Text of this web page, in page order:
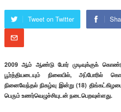
Tweet on Twitter
2009 ஆம் ஆண்டு போர் முடிவுக்குக்
பூர்த்தியடையும் நிலையில், அப்போரில்
நினைவேந்தல் நிகழ்வு இன்று (18)
பெரும் உணர்வெழுச்சியுடன் நடைபெறவுள்ளது.